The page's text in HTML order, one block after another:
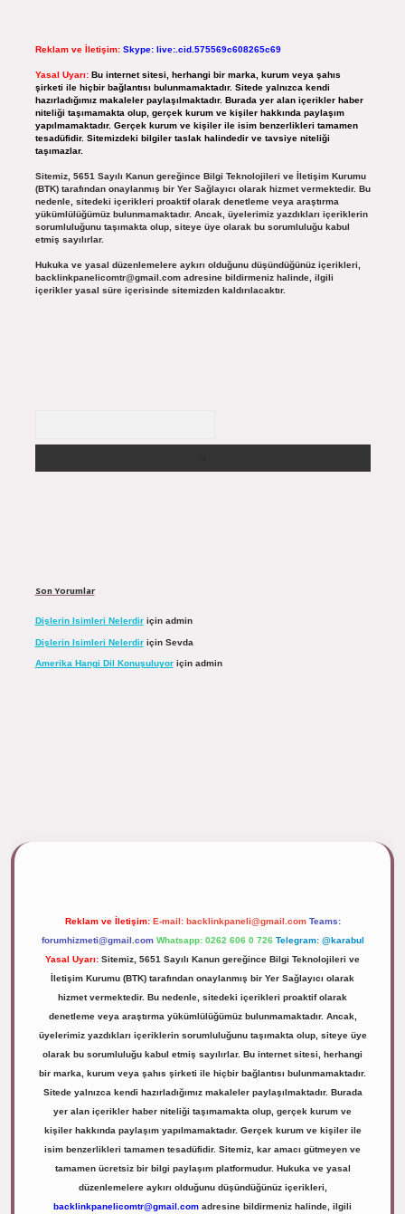
Reklam ve İletişim: Skype: live:.cid.575569c608265c69
Yasal Uyarı: Bu internet sitesi, herhangi bir marka, kurum veya şahıs
şirketi ile hiçbir bağlantısı bulunmamaktadır. Sitede yalnızca kendi
hazırladığımız makaleler paylaşılmaktadır. Burada yer alan içerikler haber
niteliği taşımamakta olup, gerçek kurum ve kişiler hakkında paylaşım
yapılmamaktadır. Gerçek kurum ve kişiler ile isim benzerlikleri tamamen
tesadüfidir. Sitemizdeki bilgiler taslak halindedir ve tavsiye niteliği
taşımazlar.
Sitemiz, 5651 Sayılı Kanun gereğince Bilgi Teknolojileri ve İletişim Kurumu
(BTK) tarafından onaylanmış bir Yer Sağlayıcı olarak hizmet vermektedir. Bu
nedenle, sitedeki içerikleri proaktif olarak denetleme veya araştırma
yükümlülüğümüz bulunmamaktadır. Ancak, üyelerimiz yazdıkları içeriklerin
sorumluluğunu taşımakta olup, siteye üye olarak bu sorumluluğu kabul
etmiş sayılırlar.
Hukuka ve yasal düzenlemelere aykırı olduğunu düşündüğünüz içerikleri,
backlinkpanelicomtr@gmail.comadresine bildirmeniz halinde, ilgili
içerikler yasal süre içerisinde sitemizden kaldırılacaktır.
Son Yorumlar
Dişlerin Isimleri Nelerdiriçin admin
Dişlerin Isimleri Nelerdiriçin Sevda
Amerika Hangi Dil Konuşuluyoriçin admin
Reklam ve İletişim: E-mail: backlinkpaneli@gmail.com Teams:
forumhizmeti@gmail.com Whatsapp: 0262 606 0 726 Telegram: @karabul
Yasal Uyarı: Sitemiz, 5651 Sayılı Kanun gereğince Bilgi Teknolojileri ve
İletişim Kurumu (BTK) tarafından onaylanmış bir Yer Sağlayıcı olarak
hizmet vermektedir. Bu nedenle, sitedeki içerikleri proaktif olarak
denetleme veya araştırma yükümlülüğümüz bulunmamaktadır. Ancak,
üyelerimiz yazdıkları içeriklerin sorumluluğunu taşımakta olup, siteye üye
olarak bu sorumluluğu kabul etmiş sayılırlar. Bu internet sitesi, herhangi
bir marka, kurum veya şahıs şirketi ile hiçbir bağlantısı bulunmamaktadır.
Sitede yalnızca kendi hazırladığımız makaleler paylaşılmaktadır. Burada
yer alan içerikler haber niteliği taşımamakta olup, gerçek kurum ve
kişiler hakkında paylaşım yapılmamaktadır. Gerçek kurum ve kişiler ile
isim benzerlikleri tamamen tesadüfidir. Sitemiz, kar amacı gütmeyen ve
tamamen ücretsiz bir bilgi paylaşım platformudur. Hukuka ve yasal
düzenlemelere aykırı olduğunu düşündüğünüz içerikleri,
backlinkpanelicomtr@gmail.com adresine bildirmeniz halinde, ilgili